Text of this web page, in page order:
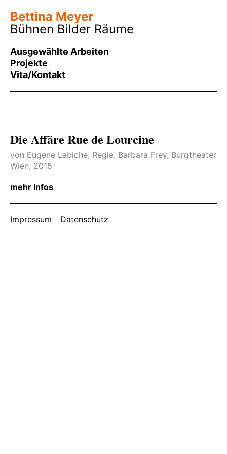
Bettina Meyer
Bühnen Bilder Räume
Ausgewählte Arbeiten
Projekte
Vita/Kontakt
Die Affäre Rue de Lourcine
von Eugene Labiche, Regie: Barbara Frey, Burgtheater
Wien, 2015
Bühne: Bettina Meyer
Licht: Friedrich Rom
mehr Infos
Impressum Datenschutz